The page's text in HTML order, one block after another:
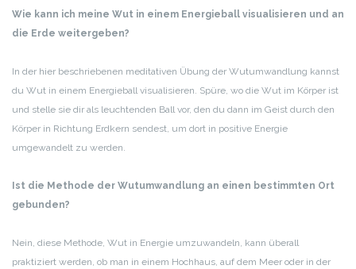
Wie kann ich meine Wut in einem Energieball visualisieren und an
die Erde weitergeben?
In der hier beschriebenen meditativen Übung der Wutumwandlung kannst
du Wut in einem Energieball visualisieren. Spüre, wo die Wut im Körper ist
und stelle sie dir als leuchtenden Ball vor, den du dann im Geist durch den
Körper in Richtung Erdkern sendest, um dort in positive Energie
umgewandelt zu werden.
Ist die Methode der Wutumwandlung an einen bestimmten Ort
gebunden?
Nein, diese Methode, Wut in Energie umzuwandeln, kann überall
praktiziert werden, ob man in einem Hochhaus, auf dem Meer oder in der